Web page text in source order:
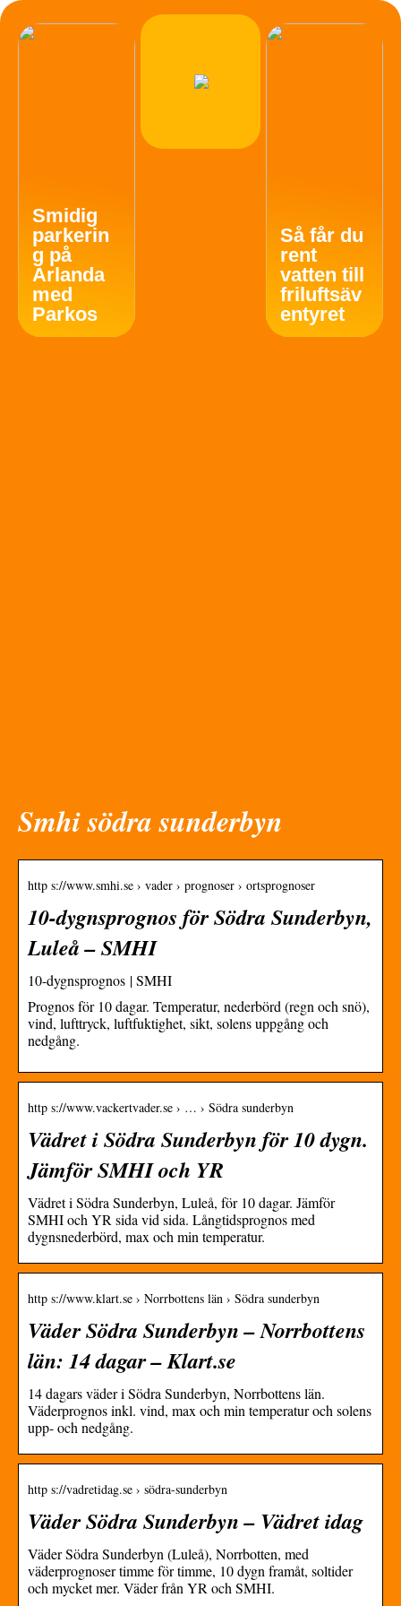
Smidig
parkerin
g på
Arlanda
med
Parkos
Så får du
rent
vatten till
friluftsäv
entyret
Smhi södra sunderbyn
http s://www.smhi.se › vader › prognoser › ortsprognoser
10-dygnsprognos för Södra Sunderbyn,
Luleå – SMHI
10-dygnsprognos | SMHI
Prognos för 10 dagar. Temperatur, nederbörd (regn och snö),
vind, lufttryck, luftfuktighet, sikt, solens uppgång och
nedgång.
http s://www.vackertvader.se › … › Södra sunderbyn
Vädret i Södra Sunderbyn för 10 dygn.
Jämför SMHI och YR
Vädret i Södra Sunderbyn, Luleå, för 10 dagar. Jämför
SMHI och YR sida vid sida. Långtidsprognos med
dygnsnederbörd, max och min temperatur.
http s://www.klart.se › Norrbottens län › Södra sunderbyn
Väder Södra Sunderbyn – Norrbottens
län: 14 dagar – Klart.se
14 dagars väder i Södra Sunderbyn, Norrbottens län.
Väderprognos inkl. vind, max och min temperatur och solens
upp- och nedgång.
http s://vadretidag.se › södra-sunderbyn
Väder Södra Sunderbyn – Vädret idag
Väder Södra Sunderbyn (Luleå), Norrbotten, med
väderprognoser timme för timme, 10 dygn framåt, soltider
och mycket mer. Väder från YR och SMHI.